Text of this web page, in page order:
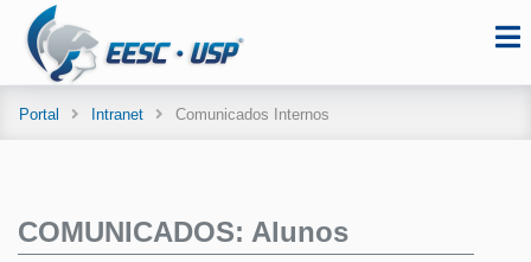
Portal Intranet Comunicados Internos
COMUNICADOS: Alunos